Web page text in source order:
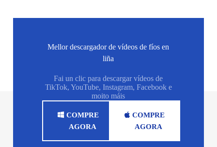
Mellor descargador de vídeos de fíos en
liña
Fai un clic para descargar vídeos de
TikTok, YouTube, Instagram, Facebook e
moito máis
COMPRE
AGORA
COMPRE
AGORA